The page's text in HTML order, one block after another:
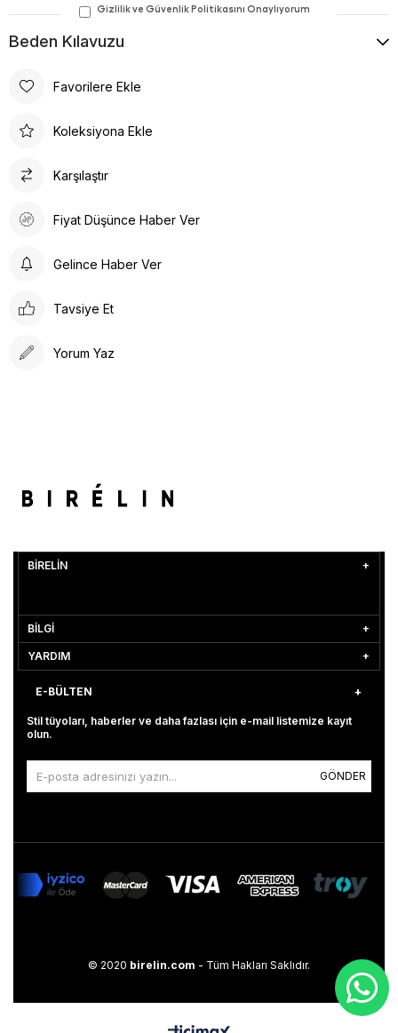
Beden Kılavuzu
Favorilere Ekle
Koleksiyona Ekle
Karşılaştır
Fiyat Düşünce Haber Ver
Gelince Haber Ver
Tavsiye Et
Yorum Yaz
BİRELİN
BİLGİ
YARDIM
E-BÜLTEN
Stil tüyoları, haberler ve daha fazlası için e-mail listemize kayıt
olun.
GÖNDER
© 2020 birelin.com - Tüm Hakları Saklıdır.